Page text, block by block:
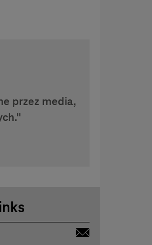
przez media,